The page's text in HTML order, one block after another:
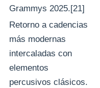
Grammys 2025.[21]
Retorno a cadencias
más modernas
intercaladas con
elementos
percusivos clásicos.